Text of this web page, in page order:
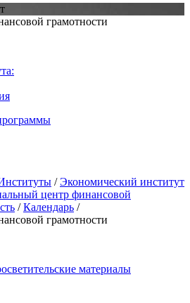
грамотности
/Экономический институт
центр финансовой
/Календарь /
грамотности
материалы